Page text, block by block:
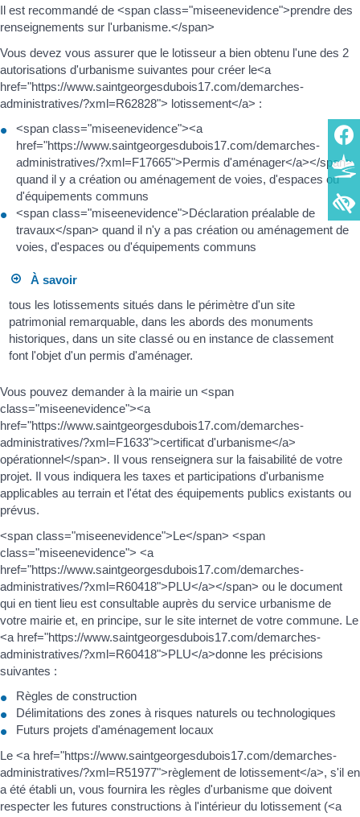
Il est recommandé de <span class="miseenevidence">prendre des
renseignements sur l'urbanisme.</span>
Vous devez vous assurer que le lotisseur a bien obtenu l'une des 2
autorisations d'urbanisme suivantes pour créer le<a
href="https://www.saintgeorgesdubois17.com/demarches-
administratives/?xml=R62828"> lotissement</a> :
<span class="miseenevidence"><a
href="https://www.saintgeorgesdubois17.com/demarches-
administratives/?xml=F17665">Permis d'aménager</a></span>
quand il y a création ou aménagement de voies, d'espaces ou
d'équipements communs
<span class="miseenevidence">Déclaration préalable de
travaux</span> quand il n'y a pas création ou aménagement de
voies, d'espaces ou d'équipements communs
À savoir
tous les lotissements situés dans le périmètre d'un site
patrimonial remarquable, dans les abords des monuments
historiques, dans un site classé ou en instance de classement
font l'objet d'un permis d'aménager.
Vous pouvez demander à la mairie un <span
class="miseenevidence"><a
href="https://www.saintgeorgesdubois17.com/demarches-
administratives/?xml=F1633">certificat d'urbanisme</a>
opérationnel</span>. Il vous renseignera sur la faisabilité de votre
projet. Il vous indiquera les taxes et participations d'urbanisme
applicables au terrain et l'état des équipements publics existants ou
prévus.
<span class="miseenevidence">Le</span> <span
class="miseenevidence"> <a
href="https://www.saintgeorgesdubois17.com/demarches-
administratives/?xml=R60418">PLU</a></span> ou le document
qui en tient lieu est consultable auprès du service urbanisme de
votre mairie et, en principe, sur le site internet de votre commune. Le
<a href="https://www.saintgeorgesdubois17.com/demarches-
administratives/?xml=R60418">PLU</a>donne les précisions
suivantes :
Règles de construction
Délimitations des zones à risques naturels ou technologiques
Futurs projets d'aménagement locaux
Le <a href="https://www.saintgeorgesdubois17.com/demarches-
administratives/?xml=R51977">règlement de lotissement</a>, s'il en
a été établi un, vous fournira les règles d'urbanisme que doivent
respecter les futures constructions à l'intérieur du lotissement (<a